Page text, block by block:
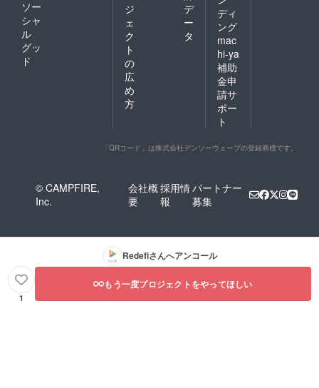
ソー
シャ
ル
グッ
ド
ジ
ェ
ク
ト
の
広
め
方
デ
ー
タ
ディ
ング
mac
hi-ya
補助
金申
請サ
ポー
ト
「QRコード」は株式会社デンソーウェーブの登録商標です。
© CAMPFIRE,
Inc.
会社概
要
採用情
報
パートナー
募集
Redefiさんへアンコール
1
もう一度プロジェクトをやってほしい